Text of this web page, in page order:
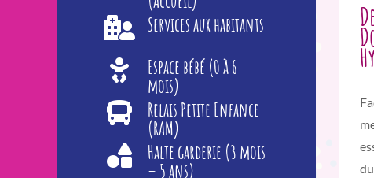
Services aux habitants
Espace bébé (0 à 6
mois)
Relais Petite Enfance
(RAM)
Halte garderie (3 mois
– 5 ans)